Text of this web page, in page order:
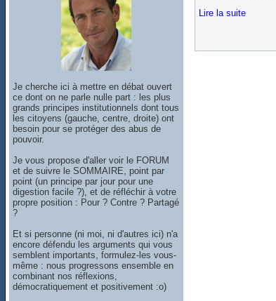
Je cherche ici à mettre en débat ouvert
ce dont on ne parle nulle part : les plus
grands principes institutionnels dont tous
les citoyens (gauche, centre, droite) ont
besoin pour se protéger des abus de
pouvoir.
Je vous propose d'aller voir le FORUM
et de suivre le SOMMAIRE, point par
point (un principe par jour pour une
digestion facile ?), et de réfléchir à votre
propre position : Pour ? Contre ? Partagé
?
Et si personne (ni moi, ni d'autres ici) n'a
encore défendu les arguments qui vous
semblent importants, formulez-les vous-
même : nous progressons ensemble en
combinant nos réflexions,
démocratiquement et positivement :o)
Lire la suite